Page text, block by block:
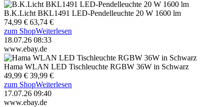
B.K.Licht BKL1491 LED-Pendelleuchte 20 W 1600 lm
74,99 € 63,74 €
zum ShopWeiterlesen
18.07.26 08:33
www.ebay.de
Hama WLAN LED Tischleuchte RGBW 36W in Schwarz
49,99 € 39,99 €
zum ShopWeiterlesen
17.07.26 09:40
www.ebay.de